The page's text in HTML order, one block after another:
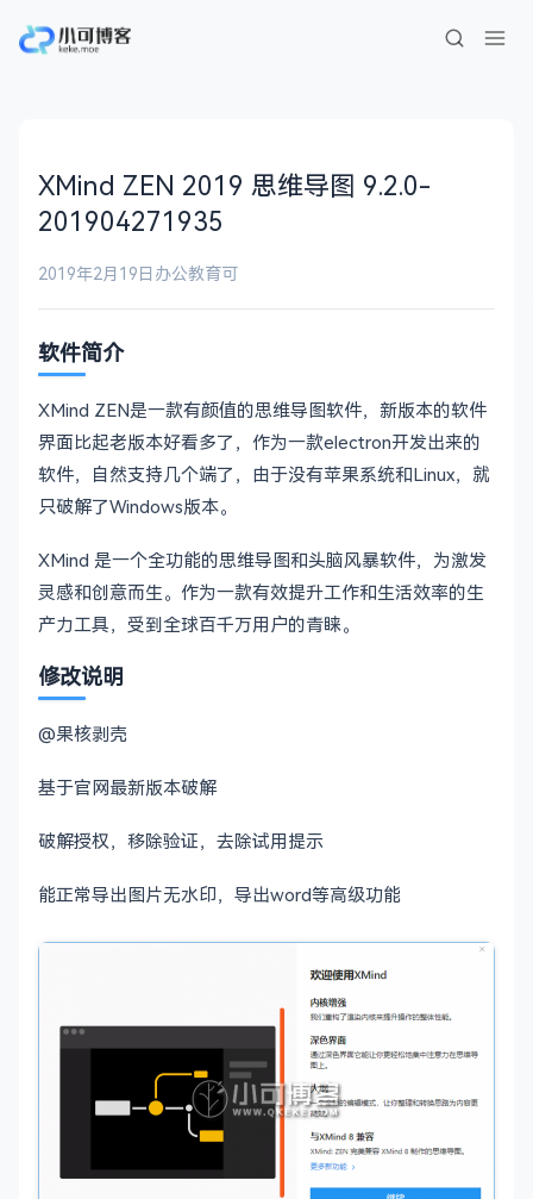
XMind ZEN 2019 思维导图 9.2.0-
201904271935
2019年2月19日 办公教育可
软件简介
XMind ZEN是一款有颜值的思维导图软件，新版本的软件
界面比起老版本好看多了，作为一款electron开发出来的
软件，自然支持几个端了，由于没有苹果系统和Linux，就
只破解了Windows版本。
XMind 是一个全功能的思维导图和头脑风暴软件，为激发
灵感和创意而生。作为一款有效提升工作和生活效率的生
产力工具，受到全球百千万用户的青睐。
修改说明
@果核剥壳
基于官网最新版本破解
破解授权，移除验证，去除试用提示
能正常导出图片无水印，导出word等高级功能